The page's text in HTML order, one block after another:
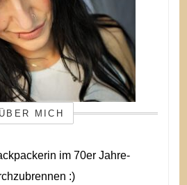
ÜBER MICH
im 70er Jahre-
:)